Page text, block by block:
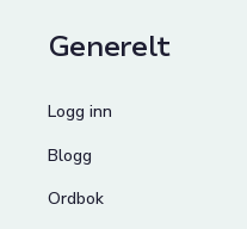
Generelt
Logg inn
Blogg
Ordbok